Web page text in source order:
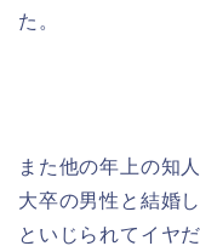
た。
また他の年上の知
大卒の男性と結婚
といじられてイヤ